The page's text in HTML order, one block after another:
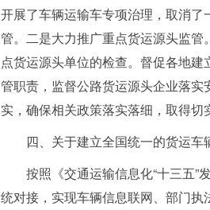
开展了车辆运输车专项治理，取消
管。二是大力推广重点货运源头监
点货运源头单位的检查。督促各地
管职责，监督公路货运源头企业落
实，确保相关政策落实落细，取得切
四、关于建立全国统一的货运车
按照《交通运输信息化“十三五
统对接，实现车辆信息联网、部门